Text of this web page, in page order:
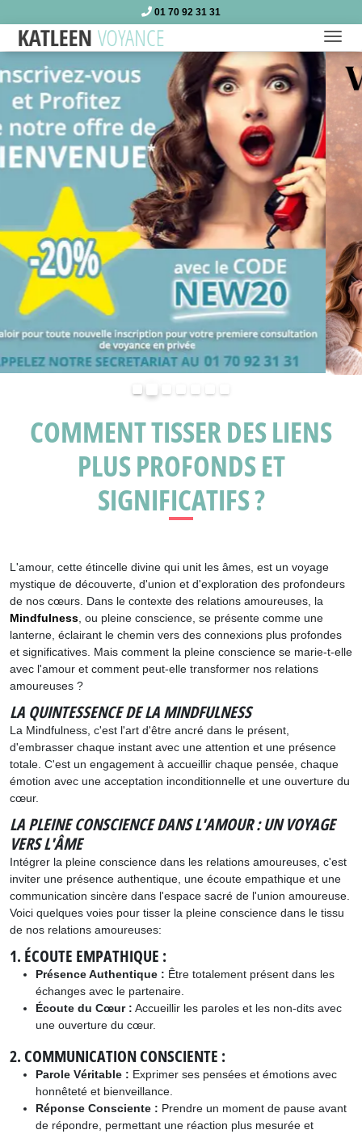
01 70 92 31 31
COMMENT TISSER DES LIENS
PLUS PROFONDS ET
SIGNIFICATIFS ?
L'amour, cette étincelle divine qui unit les âmes, est un voyage
mystique de découverte, d'union et d'exploration des profondeurs
de nos cœurs. Dans le contexte des relations amoureuses, la
Mindfulness , ou pleine conscience, se présente comme une
lanterne, éclairant le chemin vers des connexions plus profondes
et significatives. Mais comment la pleine conscience se marie-t-elle
avec l'amour et comment peut-elle transformer nos relations
amoureuses ?
LA QUINTESSENCE DE LA MINDFULNESS
La Mindfulness, c'est l'art d'être ancré dans le présent,
d'embrasser chaque instant avec une attention et une présence
totale. C'est un engagement à accueillir chaque pensée, chaque
émotion avec une acceptation inconditionnelle et une ouverture du
cœur.
LA PLEINE CONSCIENCE DANS L'AMOUR : UN VOYAGE
VERS L'ÂME
Intégrer la pleine conscience dans les relations amoureuses, c'est
inviter une présence authentique, une écoute empathique et une
communication sincère dans l'espace sacré de l'union amoureuse.
Voici quelques voies pour tisser la pleine conscience dans le tissu
de nos relations amoureuses:
1. ÉCOUTE EMPATHIQUE :
Présence Authentique : Être totalement présent dans les
échanges avec le partenaire.
Écoute du Cœur : Accueillir les paroles et les non-dits avec
une ouverture du cœur.
2. COMMUNICATION CONSCIENTE :
Parole Véritable : Exprimer ses pensées et émotions avec
honnêteté et bienveillance.
Réponse Consciente : Prendre un moment de pause avant
de répondre, permettant une réaction plus mesurée et